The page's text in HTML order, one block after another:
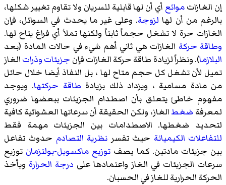
إن الغازاتموائع أي أن لها قابلية للسريان ولا تقاوم تغيير شكلها،
بالرغم من أن لها لزوجة. وعلى غير ما يحدث في السوائل، فإن
الغازات حرة لا تشغل حجماً ثابتاً ولكنها تملأ أي فراغ يتاح لها.
وطاقة حركة الغازات هي ثاني أهم شيء في حالات المادة (بعد
البلازما). ونظراً لزيادة طاقة حركة الغازات فإن جزيئاتوذراتالغاز
تميل لأن تشغل كل حجم متاح لها ، بل النفاذ أيضا خلال حائل
من مادة مسامية ، ويزداد ذلك بزيادة طاقة حركتها. ويوجد
مفهوم خاطئ يتعلق بأن اصطدام الجزيئات ببعضها ضروري
لمعرفة ضغطالغاز، ولكن الحقيقة أن سرعاتها العشوائية كافية
لتحديد ضغطها. الاصطدامات بين الجزيئات مهمة فقط
للتفاعلات الكيميائة حيث تفسر نظرية التصادم حدوث تفاعل
بين جزيئات مادتين. كما يصف توزيع ماكسويل-بولتزمان توزيع
سرعات الجزيئات في الغاز واعتمادها على درجة الحرارة ويأخذ
الحركة الحرارية للغاز في الحسبان.